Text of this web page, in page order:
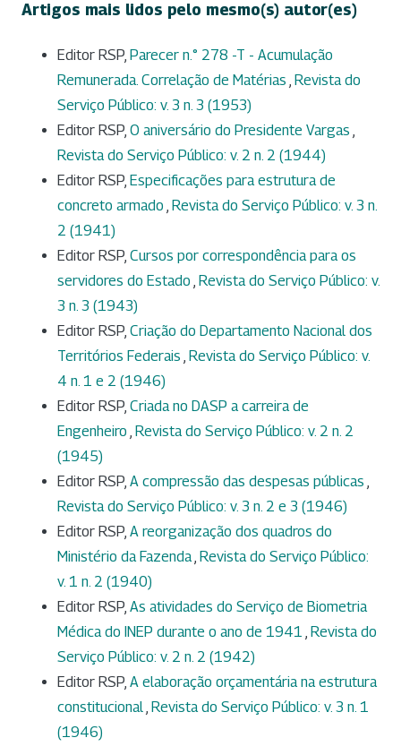
Artigos mais lidos pelo mesmo(s) autor(es)
Editor RSP, Parecer n.° 278 -T - Acumulação
Remunerada. Correlação de Matérias , Revista do
Serviço Público: v. 3 n. 3 (1953)
Editor RSP, O aniversário do Presidente Vargas ,
Revista do Serviço Público: v. 2 n. 2 (1944)
Editor RSP, Especificações para estrutura de
concreto armado , Revista do Serviço Público: v. 3 n.
2 (1941)
Editor RSP, Cursos por correspondência para os
servidores do Estado , Revista do Serviço Público: v.
3 n. 3 (1943)
Editor RSP, Criação do Departamento Nacional dos
Territórios Federais , Revista do Serviço Público: v.
4 n. 1 e 2 (1946)
Editor RSP, Criada no DASP a carreira de
Engenheiro , Revista do Serviço Público: v. 2 n. 2
(1945)
Editor RSP, A compressão das despesas públicas ,
Revista do Serviço Público: v. 3 n. 2 e 3 (1946)
Editor RSP, A reorganização dos quadros do
Ministério da Fazenda, Revista do Serviço Público:
v. 1 n. 2 (1940)
Editor RSP, As atividades do Serviço de Biometria
Médica do INEP durante o ano de 1941 , Revista do
Serviço Público: v. 2 n. 2 (1942)
Editor RSP, A elaboração orçamentária na estrutura
constitucional, Revista do Serviço Público: v. 3 n. 1
(1946)